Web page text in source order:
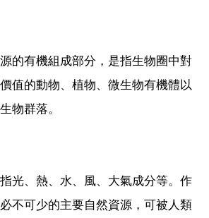
的有機組成部分，是指生物圈中對
值的動物、植物、微生物有機體以
物群落。
光、熱、水、風、大氣成分等。作
不可少的主要自然資源，可被人類